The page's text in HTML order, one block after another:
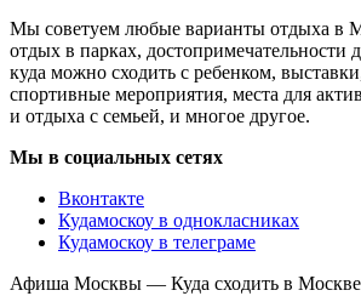
Мы советуем любые варианты отдыха в
отдых в парках, достопримечательности
куда можно сходить с ребенком,
спортивные мероприятия, места для
и отдыха с семьей, и многое другое.
Мы в социальных сетях
Вконтакте
Кудамоскоу в однокласниках
Кудамоскоу в телеграме
Афиша Москвы — Куда сходить в Москве